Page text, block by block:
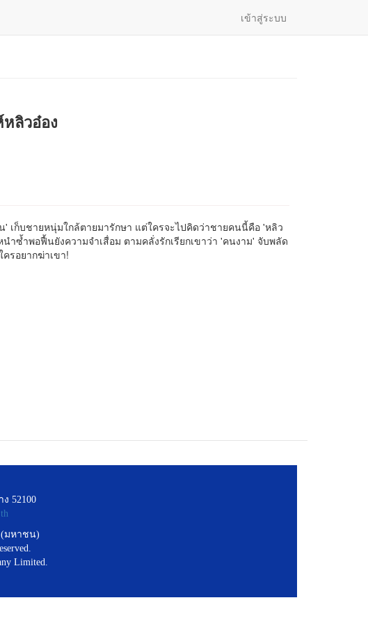
เข้าสู่ระบบ
ลิวอ๋อง
' เก็บชายหนุ่มใกล้ตายมารักษา แต่ใครจะไปคิดว่าชายคนนี้คือ 'หลิว
ำซ้ำพอฟื้นยังความจำเสื่อม ตามคลั่งรักเรียกเขาว่า 'คนงาม' จับพลัด
รอยากฆ่าเขา!
52100
(มหาชน)
Limited.